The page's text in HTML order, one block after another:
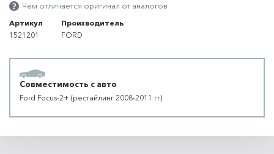
Чем отличается оригинал от аналогов
Артикул
1521201
Производитель
FORD
Совместимость с авто
Ford Focus-2+ (рестайлинг 2008-2011 гг)